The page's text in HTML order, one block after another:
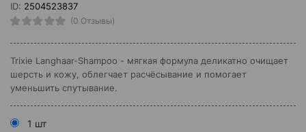
ID: 2504523837
(0 Отзывы)
Trixie Langhaar-Shampoo - мягкая формула деликатно очищает
шерсть и кожу, облегчает расчёсывание и помогает
уменьшить спутывание.
1 шт